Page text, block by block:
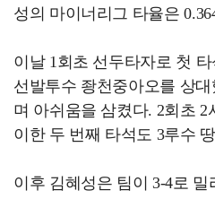
성의 마이너리그 타율은
이날 1회초 선두타자로 첫
선발투수 좡천중아오를 상대
며 아쉬움을 삼켰다. 2회초
이한 두 번째 타석도 3루수
이후 김혜성은 팀이 3-4로